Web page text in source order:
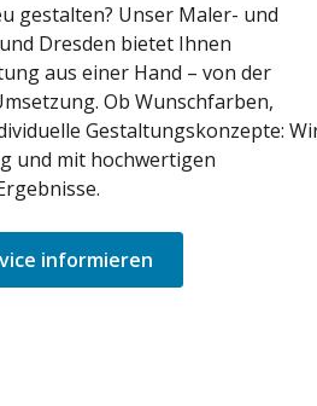
gestalten? Unser Maler- und
Dresden bietet Ihnen
aus einer Hand – von der
Ob Wunschfarben,
Gestaltungskonzepte:
und mit hochwertigen
informieren